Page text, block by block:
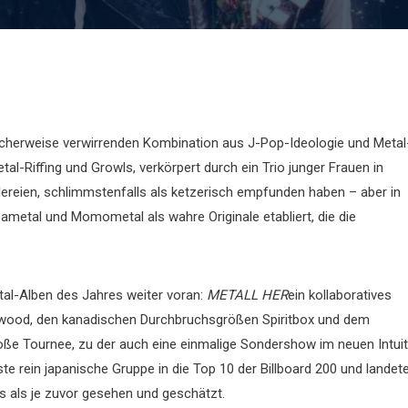
verwirrenden Kombination aus J-Pop-Ideologie und
Riffing und Growls, verkörpert durch ein Trio junger Frauen in
schlimmstenfalls als ketzerisch empfunden haben – aber in
und Momometal als wahre Originale etabliert, die die
Alben des Jahres weiter voran: METALL HERein kollaboratives
den kanadischen Durchbruchsgrößen Spiritbox und dem
Tournee, zu der auch eine einmalige Sondershow im neuen Intuit
rein japanische Gruppe in die Top 10 der Billboard 200 und
als je zuvor gesehen und geschätzt.